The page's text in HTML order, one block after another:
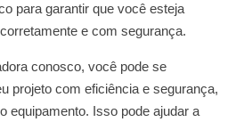
para garantir que você esteja
e com segurança.
conosco, você pode se
projeto com eficiência e segurança,
equipamento. Isso pode ajudar a